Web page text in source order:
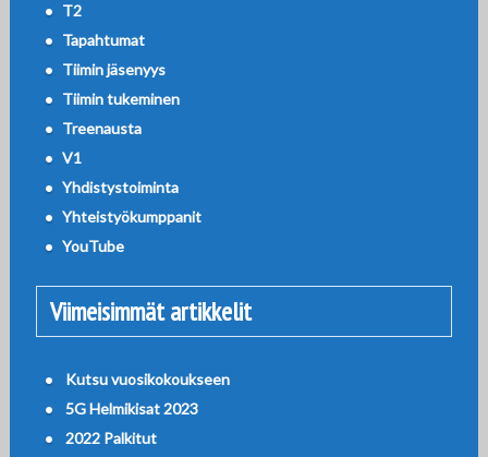
T2
Tapahtumat
Tiimin jäsenyys
Tiimin tukeminen
Treenausta
V1
Yhdistystoiminta
Yhteistyökumppanit
YouTube
Viimeisimmät artikkelit
Kutsu vuosikokoukseen
5G Helmikisat 2023
2022 Palkitut